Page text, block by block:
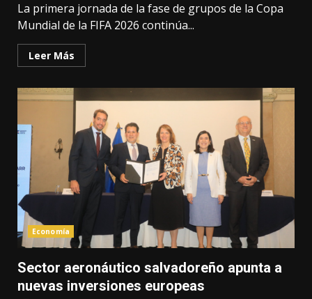
La primera jornada de la fase de grupos de la Copa
Mundial de la FIFA 2026 continúa...
Leer Más
Economía
Sector aeronáutico salvadoreño apunta a
nuevas inversiones europeas